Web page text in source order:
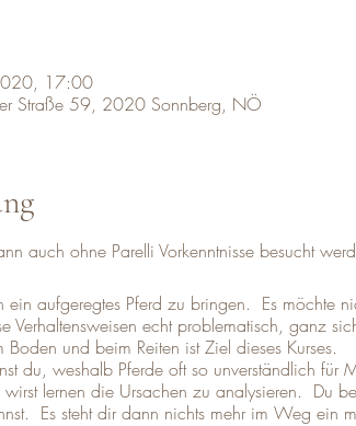
17:00
Straße 59, 2020 Sonnberg, NÖ
auch ohne Parelli Vorkenntnisse besucht
ein aufgeregtes Pferd zu bringen. Es möchte
echt problematisch, ganz
und beim Reiten ist Ziel dieses Kurses.
du, weshalb Pferde oft so unverständlich
lernen die Ursachen zu analysieren. Du
Es steht dir dann nichts mehr im Weg ein